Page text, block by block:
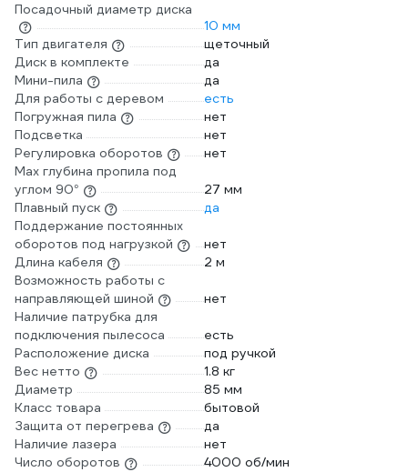
Посадочный диаметр диска
10 мм
Тип двигателя
щеточный
Диск в комплекте
да
Мини-пила
да
Для работы с деревом
есть
Погружная пила
нет
Подсветка
нет
Регулировка оборотов
нет
Max глубина пропила под
углом 90°
27 мм
Плавный пуск
да
Поддержание постоянных
оборотов под нагрузкой
нет
Длина кабеля
2 м
Возможность работы с
направляющей шиной
нет
Наличие патрубка для
подключения пылесоса
есть
Расположение диска
под ручкой
Вес нетто
1.8 кг
Диаметр
85 мм
Класс товара
бытовой
Защита от перегрева
да
Наличие лазера
нет
Число оборотов
4000 об/мин